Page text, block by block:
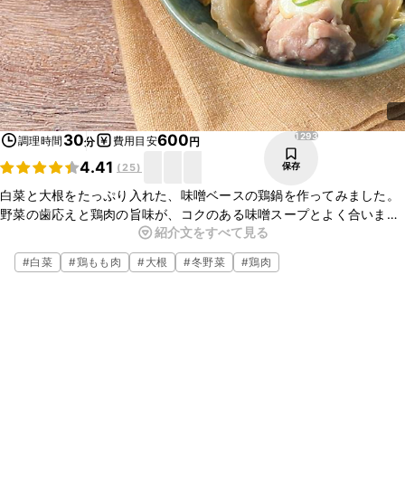
調理時間 30分 費用目安600円
4.41 (25)
1293
保存
白菜と大根をたっぷり入れた、味噌ベースの鶏鍋を作ってみました。
野菜の歯応えと鶏肉の旨味が、コクのある味噌スープとよく合いま
す。チーズを入れる事によって、旨味とコクが更に増します。お好み
の野菜を入れるとアレンジが広がります。是非お試しくださいね。
紹介文をすべて見る
#白菜 #鶏もも肉 #大根 #冬野菜 #鶏肉